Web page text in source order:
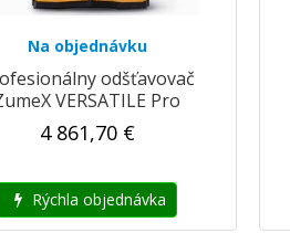
Na objednávku
odšťavovač
VERSATILE Pro
4 861,70 €
Rýchla objednávka